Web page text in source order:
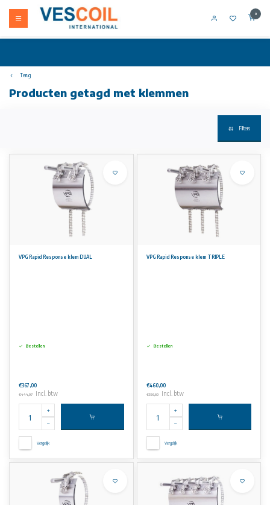
0
Terug
Producten getagd met klemmen
Filters
VPG Rapid Response klem DUAL
Bestellen
€367,00
€444,07 Incl. btw
Vergelijk
VPG Rapid Response klem TRIPLE
Bestellen
€460,00
€556,60 Incl. btw
Vergelijk